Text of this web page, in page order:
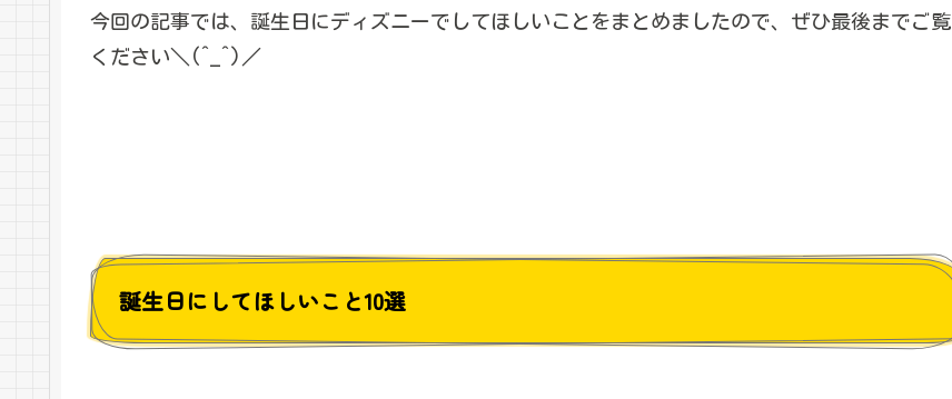
今回の記事では、誕生日にディズニーでしてほしいことをまとめましたので、ぜひ最後までご覧
ください＼(^_^)／
誕生日にしてほしいこと10選